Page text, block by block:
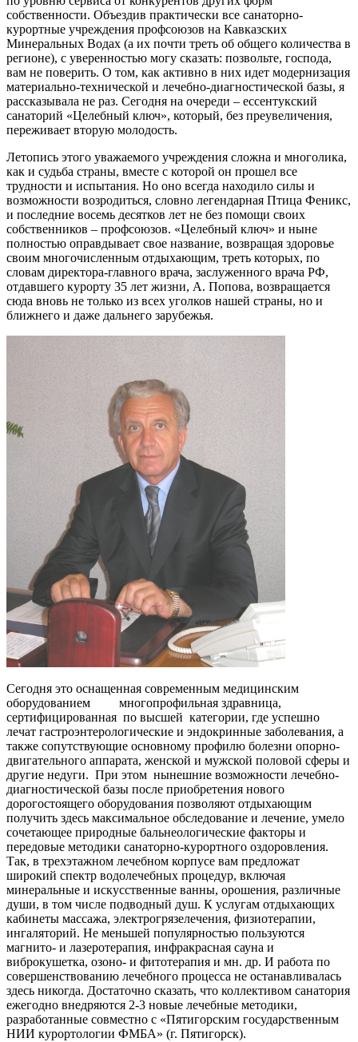
собственности. Объездив практически все санаторно-
курортные учреждения профсоюзов на Кавказских
Минеральных Водах (а их почти треть об общего количества в
регионе), с уверенностью могу сказать: позвольте, господа,
вам не поверить. О том, как активно в них идет модернизация
материально-технической и лечебно-диагностической базы, я
рассказывала не раз. Сегодня на очереди – ессентукский
санаторий «Целебный ключ», который, без преувеличения,
переживает вторую молодость.
Летопись этого уважаемого учреждения сложна и многолика,
как и судьба страны, вместе с которой он прошел все
трудности и испытания. Но оно всегда находило силы и
возможности возродиться, словно легендарная Птица Феникс,
и последние восемь десятков лет не без помощи своих
собственников – профсоюзов. «Целебный ключ» и ныне
полностью оправдывает свое название, возвращая здоровье
своим многочисленным отдыхающим, треть которых, по
словам директора-главного врача, заслуженного врача РФ,
отдавшего курорту 35 лет жизни, А. Попова, возвращается
сюда вновь не только из всех уголков нашей страны, но и
ближнего и даже дальнего зарубежья.
Сегодня это оснащенная современным медицинским
оборудованием многопрофильная здравница,
сертифицированная по высшей категории, где успешно
лечат гастроэнтерологические и эндокринные заболевания, а
также сопутствующие основному профилю болезни опорно-
двигательного аппарата, женской и мужской половой сферы и
другие недуги. При этом нынешние возможности лечебно-
диагностической базы после приобретения нового
дорогостоящего оборудования позволяют отдыхающим
получить здесь максимальное обследование и лечение, умело
сочетающее природные бальнеологические факторы и
передовые методики санаторно-курортного оздоровления.
Так, в трехэтажном лечебном корпусе вам предложат
широкий спектр водолечебных процедур, включая
минеральные и искусственные ванны, орошения, различные
души, в том числе подводный душ. К услугам отдыхающих
кабинеты массажа, электрогрязелечения, физиотерапии,
ингаляторий. Не меньшей популярностью пользуются
магнито- и лазеротерапия, инфракрасная сауна и
виброкушетка, озоно- и фитотерапия и мн. др. И работа по
совершенствованию лечебного процесса не останавливалась
здесь никогда. Достаточно сказать, что коллективом санатория
ежегодно внедряются 2-3 новые лечебные методики,
разработанные совместно с «Пятигорским государственным
НИИ курортологии ФМБА» (г. Пятигорск).